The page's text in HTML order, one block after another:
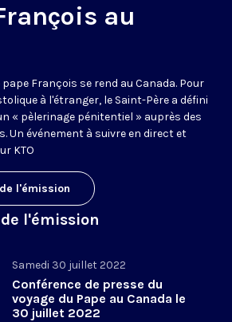
au
François se rend au Canada. Pour
à l'étranger, le Saint-Père a défini
« pèlerinage pénitentiel » auprès des
Un événement à suivre en direct et
KTO
l'émission
l'émission
Samedi 30 juillet 2022
Conférence de presse du
voyage du Pape au Canada le
30 juillet 2022